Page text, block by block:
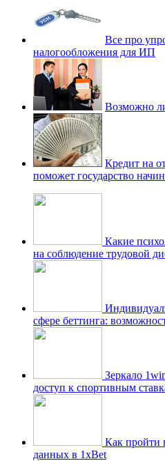
Все про
налогообложения для ИП
Возможно
Кредит на
поможет государство
Какие
на соблюдение трудовой
сфере беттинга:
Зеркало
доступ к спортивным
Как пройти
данных в 1xBet